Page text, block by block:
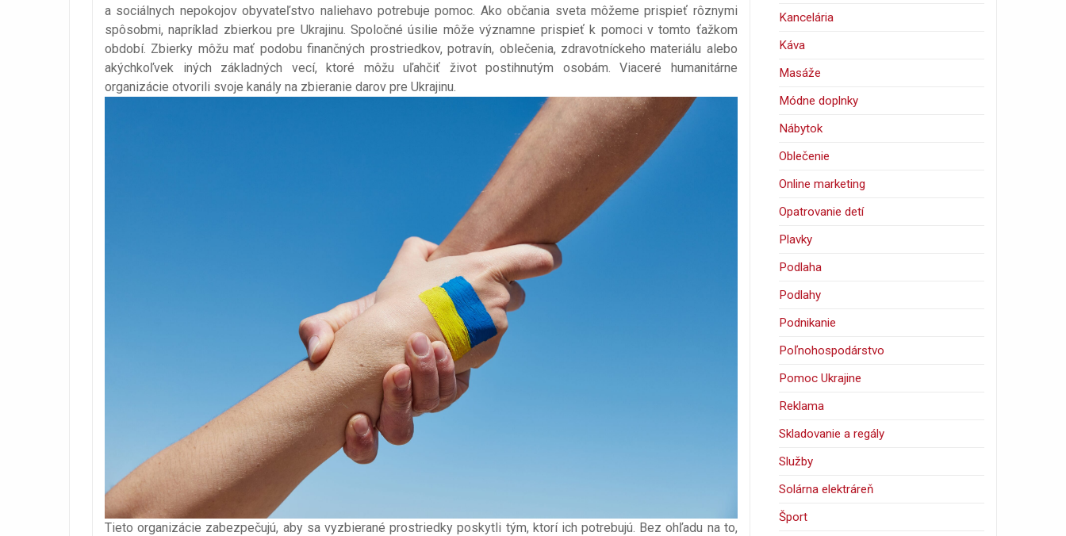
a sociálnych nepokojov obyvateľstvo naliehavo potrebuje pomoc. Ako občania sveta môžeme prispieť rôznymi
spôsobmi, napríklad zbierkou pre Ukrajinu. Spoločné úsilie môže významne prispieť k pomoci v tomto ťažkom
období. Zbierky môžu mať podobu finančných prostriedkov, potravín, oblečenia, zdravotníckeho materiálu alebo
akýchkoľvek iných základných vecí, ktoré môžu uľahčiť život postihnutým osobám. Viaceré humanitárne
organizácie otvorili svoje kanály na zbieranie darov pre Ukrajinu.
Tieto organizácie zabezpečujú, aby sa vyzbierané prostriedky poskytli tým, ktorí ich potrebujú. Bez ohľadu na to,
Kancelária
Káva
Masáže
Módne doplnky
Nábytok
Oblečenie
Online marketing
Opatrovanie detí
Plavky
Podlaha
Podlahy
Podnikanie
Poľnohospodárstvo
Pomoc Ukrajine
Reklama
Skladovanie a regály
Služby
Solárna elektráreň
Šport